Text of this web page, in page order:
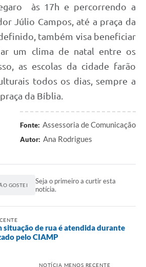
às 17h e percorrendo a
Júlio Campos, até a praça da
também visa beneficiar
um clima de natal entre os
as escolas da cidade farão
todos os dias, sempre a
da Bíblia.
Fonte: Assessoria de Comunicação
Autor: Ana Rodrigues
GOSTEI
Seja o primeiro a curtir esta
notícia.
situação de rua é atendida durante
pelo CIAMP
NOTÍCIA MENOS RECENTE